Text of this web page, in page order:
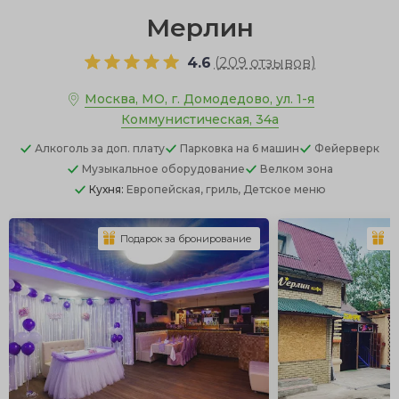
Мерлин
4.6 (209 отзывов)
Москва, МО, г. Домодедово, ул. 1-я
Коммунистическая, 34а
Алкоголь за доп. плату Парковка на 6 машин
Фейерверк
Музыкальное оборудование
Велком зона
Кухня: Европейская, гриль, Детское меню
Подарок за бронирование